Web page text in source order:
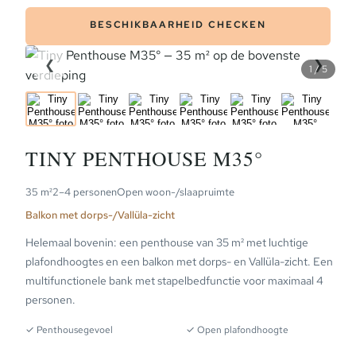
BESCHIKBAARHEID CHECKEN
❮ ❯
1 / 5
TINY PENTHOUSE M35°
35 m²2–4 personenOpen woon-/slaapruimte
Balkon met dorps-/Vallüla-zicht
Helemaal bovenin: een penthouse van 35 m² met luchtige
plafondhoogtes en een balkon met dorps- en Vallüla-zicht. Een
multifunctionele bank met stapelbedfunctie voor maximaal 4
personen.
✓ Penthousegevoel
✓ Open plafondhoogte